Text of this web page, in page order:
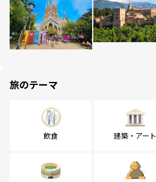
旅のテーマ
飲食 建築・アート